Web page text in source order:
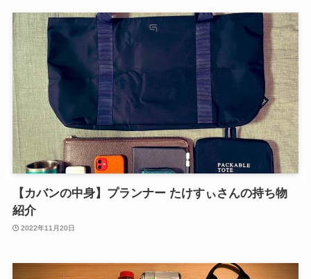
【カバンの中身】プランナー たけすぃさんの持ち物
紹介
2022年11月20日